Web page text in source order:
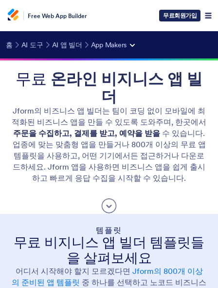
Free Web App Builder 무료회원가입
홈 AI 도구 AI 앱 빌더 App Makers
무료 온라인 비지니스 앱 빌
더
Jform의 비즈니스 앱 빌더는 팀이 코딩 없이 모바일에 최
적화된 비즈니스 앱을 만들 수 있도록 도와주며, 한곳에서
주문을 수집하고, 결제를 받고, 예약을 받을 수 있습니다.
업종에 맞는 맞춤형 앱을 만들거나 800개 이상의 무료 앱
템플릿을 사용하고, 어떤 기기에서든 접근하거나 다운로
드하세요. Jform 앱을 사용하면 비즈니스 앱을 쉽게 출시
하고 빠르게 응답 수집을 시작할 수 있습니다.
템플릿
무료 비지니스 앱 빌더 템플릿들
을 살펴보세요
어디서 시작해야 할지 모르겠다면 Jform의 800개 이상
의 준비된 앱 템플릿 중 하나를 선택하고 노코드 비즈니스